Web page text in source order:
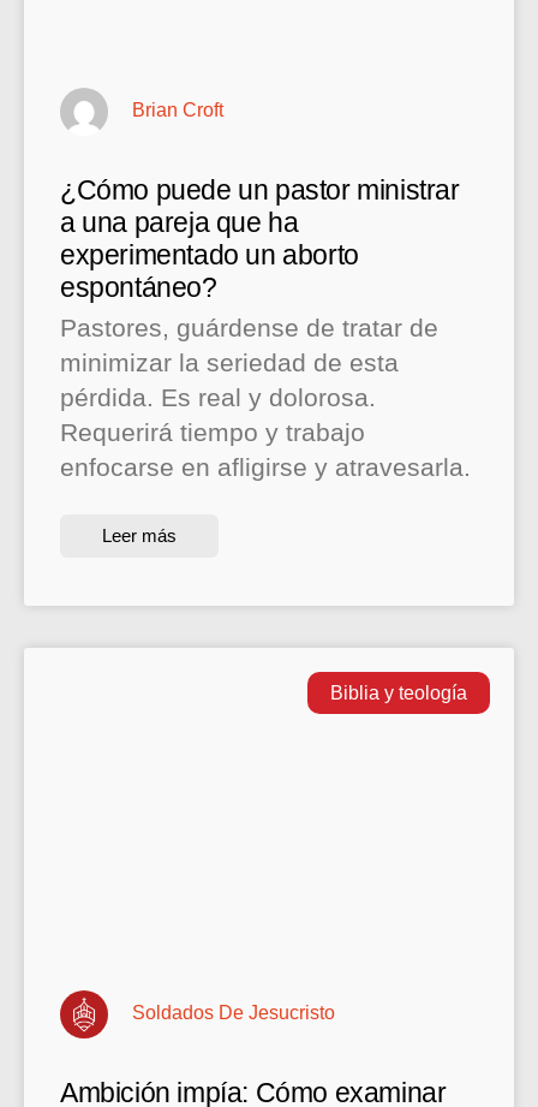
¿Cómo puede un pastor ministrar
a una pareja que ha
experimentado un aborto
espontáneo?
Pastores, guárdense de tratar de
minimizar la seriedad de esta
pérdida. Es real y dolorosa.
Requerirá tiempo y trabajo
enfocarse en afligirse y atravesarla.
Leer más
Brian Croft
Biblia y teología
Ambición impía: Cómo examinar
Soldados De Jesucristo